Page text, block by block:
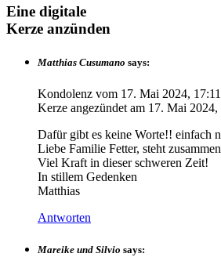
Eine digitale
Kerze anzünden
Matthias Cusumano says:
Kondolenz vom 17. Mai 2024, 17:11
Kerze angezündet am 17. Mai 2024,
Dafür gibt es keine Worte!! einfach
Liebe Familie Fetter, steht
Viel Kraft in dieser schweren Zeit!
In stillem Gedenken
Matthias
Antworten
Mareike und Silvio says: